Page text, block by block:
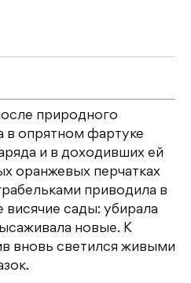
природного
в опрятном фартуке
и в доходивших ей
оранжевых перчатках
приводила в
висячие сады: убирала
новые. К
вновь светился живыми